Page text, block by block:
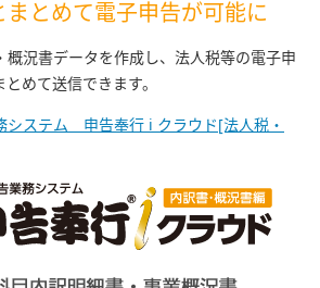
まとめて電子申告が可能に
概況書データを作成し、法人税等の電子申
めて送信できます。
システム 申告奉行 i クラウド[法人税・